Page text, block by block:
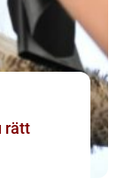
rätt